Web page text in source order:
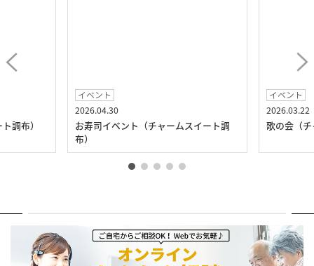
調布）
イベント
2026.04.30
お寿司イベント（チャームスイート調
布）
イベント
2026.03.22
歌の会（